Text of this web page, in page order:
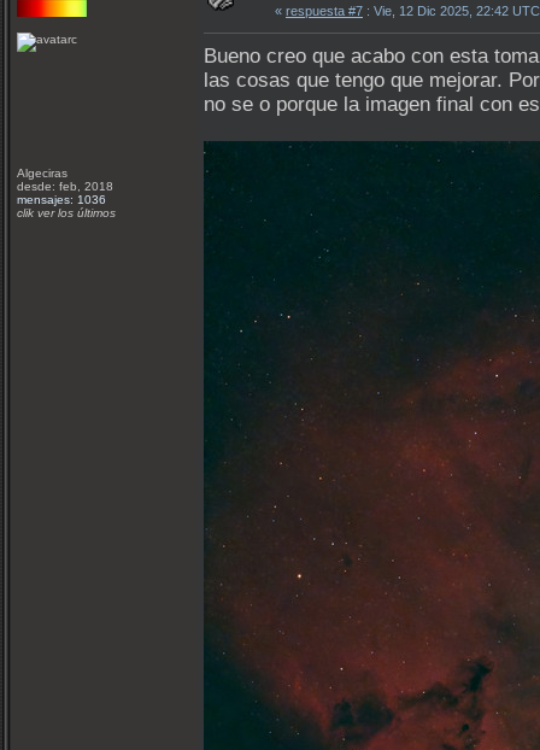
Algeciras
desde: feb, 2018
mensajes: 1036
clik ver los últimos
« respuesta #7 : Vie, 12 Dic 2025, 22:42
Bueno creo que acabo con esta
las cosas que tengo que mejorar.
no se o porque la imagen final con